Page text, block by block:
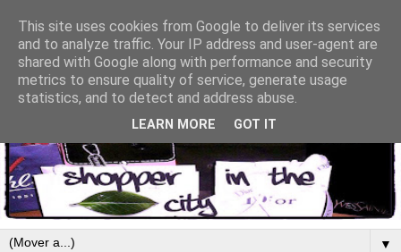
▼
This site uses cookies from Google to deliver its services
and to analyze traffic. Your IP address and user-agent are
shared with Google along with performance and security
metrics to ensure quality of service, generate usage
statistics, and to detect and address abuse.
LEARN MORE GOT IT